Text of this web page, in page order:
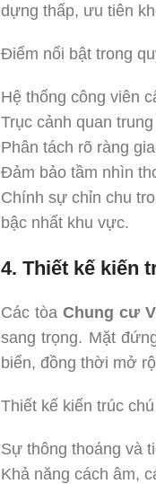
dựng thấp, ưu tiên
Điểm nổi bật trong
Hệ thống công viên
Trục cảnh quan
Phân tách rõ ràng
Đảm bảo tầm nhìn
Chính sự chỉn chu
bậc nhất khu vực.
4. Thiết kế kiến
Các tòaChung cư
sang trọng. Mặt
biển, đồng thời mở
Thiết kế kiến trúc
Sự thông thoáng và
Khả năng cách âm,